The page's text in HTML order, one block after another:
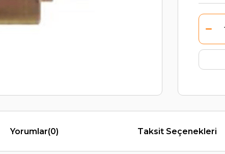
Yorumlar(0) Taksit Seçenekleri